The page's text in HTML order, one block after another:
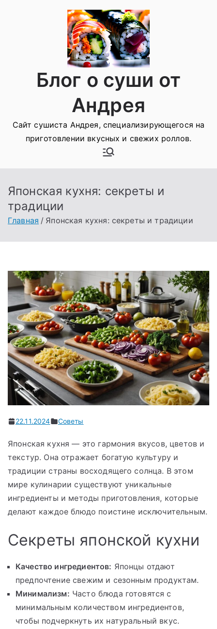
Блог о суши от
Андрея
Сайт сушиста Андрея, специализирующегося на
приготовлении вкусных и свежих роллов.
Японская кухня: секреты и
традиции
Главная Японская кухня: секреты и традиции
22.11.2024 Советы
Японская кухня — это гармония вкусов, цветов и
текстур. Она отражает богатую культуру и
традиции страны восходящего солнца. В этом
мире кулинарии существуют уникальные
ингредиенты и методы приготовления, которые
делают каждое блюдо поистине исключительным.
Секреты японской кухни
Качество ингредиентов: Японцы отдают
предпочтение свежим и сезонным продуктам.
Минимализм: Часто блюда готовятся с
минимальным количеством ингредиентов,
чтобы подчеркнуть их натуральный вкус.